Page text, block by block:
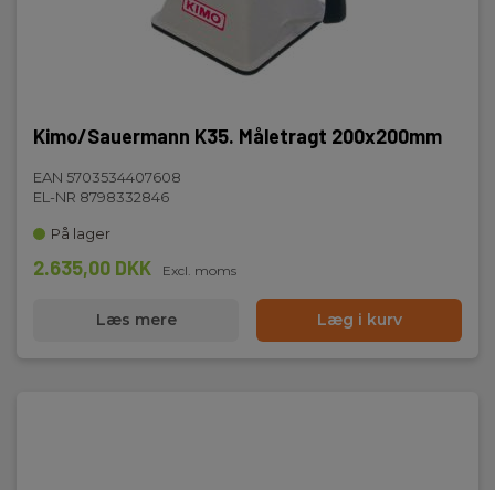
Temperatur område:
Hastighed maksimum (m/s):
30
Nøjagtighed m/s (+/-%):
3
Kimo/Sauermann K35. Måletragt 200x200mm
EAN 5703534407608
EL-NR 8798332846
På lager
2.635,00 DKK Excl. moms
Læs mere Læg i kurv